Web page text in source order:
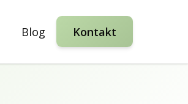
Blog Kontakt